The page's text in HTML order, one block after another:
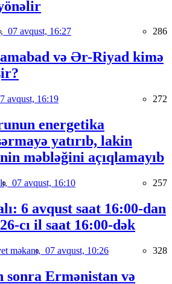
07 avqust, 16:27 286
və Ər-Riyad kimə
avqust, 16:19 272
energetika
yatırıb, lakin
məbləğini açıqlamayıb
07 avqust, 16:10 257
6 avqust saat 16:00-dan
cı il saat 16:00-dək
məkanı, 07 avqust, 10:26 328
sonra Ermənistan və